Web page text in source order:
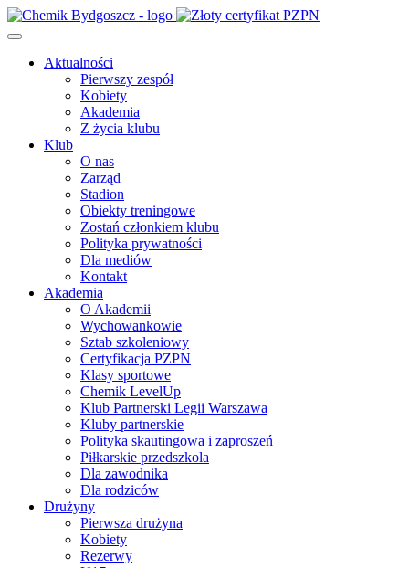
Aktualności
Pierwszy zespół
Kobiety
Akademia
Z życia klubu
Klub
O nas
Zarząd
Stadion
Obiekty treningowe
Zostań członkiem klubu
Polityka prywatności
Dla mediów
Kontakt
Akademia
O Akademii
Wychowankowie
Sztab szkoleniowy
Certyfikacja PZPN
Klasy sportowe
Chemik LevelUp
Klub Partnerski Legii Warszawa
Kluby partnerskie
Polityka skautingowa i zaproszeń
Piłkarskie przedszkola
Dla zawodnika
Dla rodziców
Drużyny
Pierwsza drużyna
Kobiety
Rezerwy